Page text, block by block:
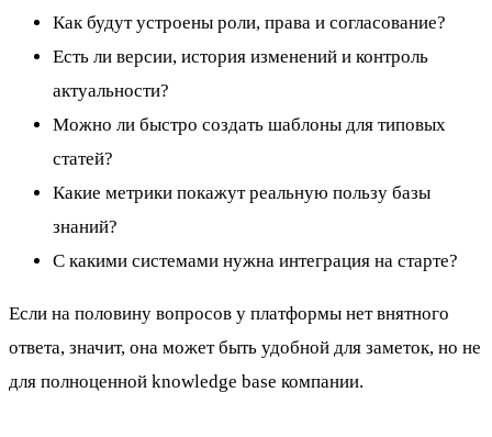
Как будут устроены роли, права и согласование?
Есть ли версии, история изменений и контроль
актуальности?
Можно ли быстро создать шаблоны для типовых
статей?
Какие метрики покажут реальную пользу базы
знаний?
С какими системами нужна интеграция на старте?
Если на половину вопросов у платформы нет внятного
ответа, значит, она может быть удобной для заметок, но не
для полноценной knowledge base компании.